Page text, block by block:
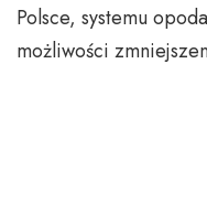
Polsce, systemu
możliwości